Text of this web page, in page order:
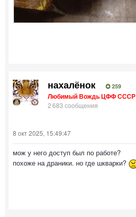
нахалёнок 259
Любимый Вождь ЦФФ СССР
2 683 сообщения
8 окт 2025, 15:49:47
мож у него доступ был по работе?
похоже на драники. но где шкварки?